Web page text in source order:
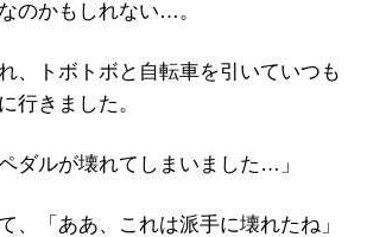
のかもしれない…。
、トボトボと自転車を引いていつも
行きました。
ダルが壊れてしまいました…」
、「ああ、これは派手に壊れたね」